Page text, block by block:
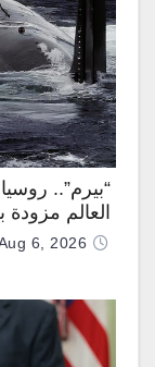
“بيرم”..
العالم
6, 2026